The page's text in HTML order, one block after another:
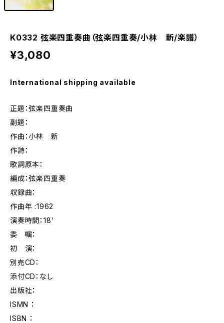
K0332 弦楽四重奏曲（弦楽四重奏/小林 新/楽譜）
¥3,080
International shipping available
正題：弦楽四重奏曲
副題：
作曲：小林 新
作詩：
歌詞原本：
編成：弦楽四重奏
収録曲：
作曲年 :1962
演奏時間：18'
委 嘱：
初 演：
別売CD：
添付CD：なし
出版社：
ISMN ：
ISBN ：